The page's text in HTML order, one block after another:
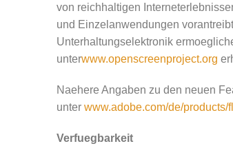
von reichhaltigen
und Einzelanwendungen
Unterhaltungselektronik
unterwww.openscreenproject.org
Naehere Angaben zu den neuen
unterwww.adobe.com/de/products/
Verfuegbarkeit